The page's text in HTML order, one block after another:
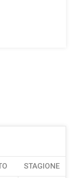
STAGIONE